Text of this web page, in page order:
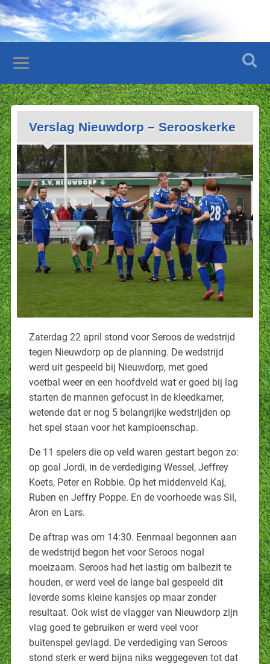
Verslag Nieuwdorp – Serooskerke
Zaterdag 22 april stond voor Seroos de wedstrijd
tegen Nieuwdorp op de planning. De wedstrijd
werd uit gespeeld bij Nieuwdorp, met goed
voetbal weer en een hoofdveld wat er goed bij lag
starten de mannen gefocust in de kleedkamer,
wetende dat er nog 5 belangrijke wedstrijden op
het spel staan voor het kampioenschap.
De 11 spelers die op veld waren gestart begon zo:
op goal Jordi, in de verdediging Wessel, Jeffrey
Koets, Peter en Robbie. Op het middenveld Kaj,
Ruben en Jeffry Poppe. En de voorhoede was Sil,
Aron en Lars.
De aftrap was om 14:30. Eenmaal begonnen aan
de wedstrijd begon het voor Seroos nogal
moeizaam. Seroos had het lastig om balbezit te
houden, er werd veel de lange bal gespeeld dit
leverde soms kleine kansjes op maar zonder
resultaat. Ook wist de vlagger van Nieuwdorp zijn
vlag goed te gebruiken er werd veel voor
buitenspel gevlagd. De verdediging van Seroos
stond sterk er werd bijna niks weggegeven tot dat